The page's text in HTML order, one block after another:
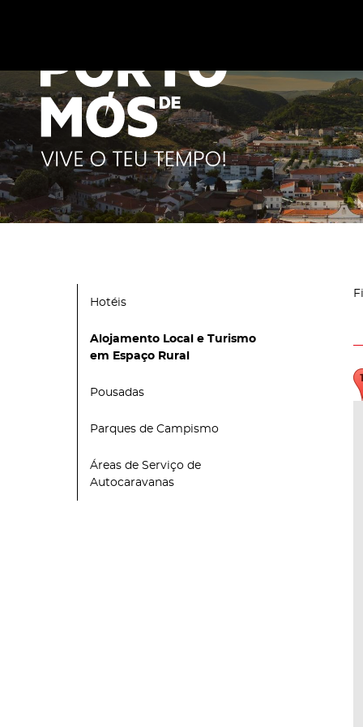
Hotéis
Alojamento Local e Turismo
em Espaço Rural
Pousadas
Parques de Campismo
Áreas de Serviço de
Autocaravanas